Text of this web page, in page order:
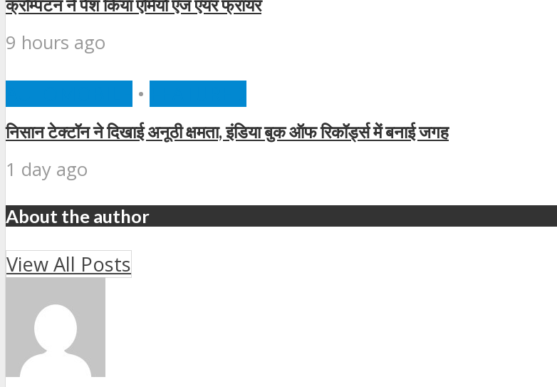
क्रॉम्पटन ने पेश किया एमियो एज एयर फ्रायर
9 hours ago
•
निसान टेक्टॉन ने दिखाई अनूठी क्षमता, इंडिया बुक ऑफ रिकॉर्ड्स में बनाई जगह
1 day ago
About the author
View All Posts